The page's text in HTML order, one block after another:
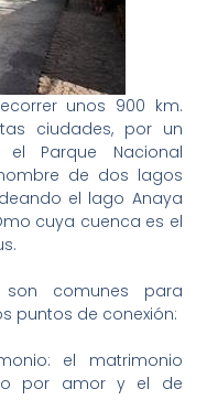
unos 900 km.
ciudades, por un
el Parque Nacional
de dos lagos
el lago Anaya
cuya cuenca es el
comunes para
puntos de conexión:
el matrimonio
por amor y el de